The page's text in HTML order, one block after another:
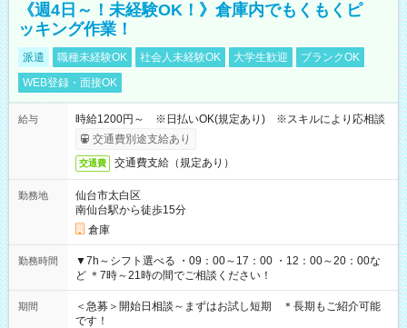
《週4日～！未経験OK！》倉庫内でもくもくピ
ッキング作業！
派遣 職種未経験OK 社会人未経験OK 大学生歓迎
ブランクOK
WEB登録・面接OK
給与
時給1200円～ ※日払いOK(規定あり) ※スキルにより応相談
交通費別途支給あり
交通費 交通費支給（規定あり）
勤務地
仙台市太白区
南仙台駅から徒歩15分
倉庫
勤務時間
▼7h～シフト選べる ・09：00～17：00 ・12：00～20：00な
ど ＊7時～21時の間でご相談ください！
期間
＜急募＞開始日相談～まずはお試し短期 ＊長期もご紹介可能
です！